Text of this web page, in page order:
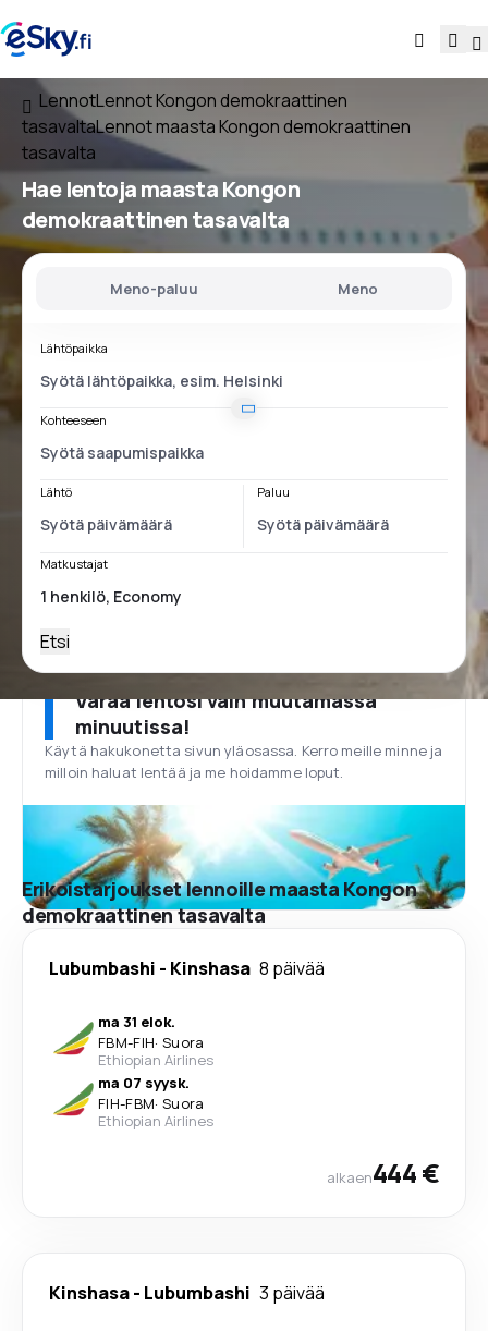
LennotLennot Kongon demokraattinen
tasavaltaLennot maasta Kongon demokraattinen
tasavalta
Hae lentojamaasta Kongon
demokraattinen tasavalta
Meno-paluu Meno
Lähtöpaikka
Kohteeseen
Lähtö Paluu
Matkustajat
Etsi
Varaa lentosi vain muutamassa
minuutissa!
Käytä hakukonetta sivun yläosassa. Kerro meille minne ja
milloin haluat lentää ja me hoidamme loput.
Erikoistarjoukset lennoille maasta Kongon
demokraattinen tasavalta
Lubumbashi - Kinshasa 8 päivää
ma 31 elok.
FBM-FIH· Suora
Ethiopian Airlines
ma 07 syysk.
FIH-FBM· Suora
Ethiopian Airlines
alkaen444 €
Kinshasa- Lubumbashi 3 päivää